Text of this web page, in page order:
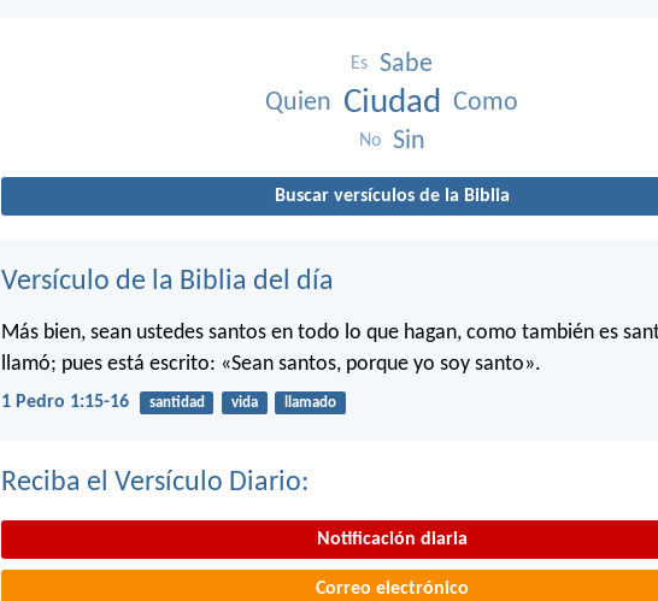
Es
Sabe
Quien Ciudad Como
No Sin
Buscar versículos de la Biblia
Versículo de la Biblia del día
Más bien, sean ustedes santos en todo lo que hagan, como también es
llamó; pues está escrito: «Sean santos, porque yo soy santo».
1 Pedro 1:15-16 santidad vida llamado
Reciba el Versículo Diario:
Notificación diaria
Correo electrónico